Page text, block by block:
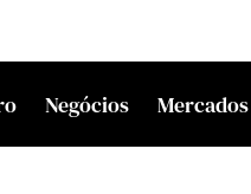
Negócios Mercados